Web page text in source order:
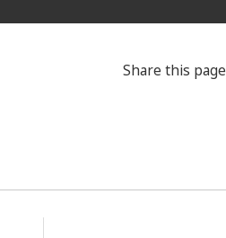
Share this page